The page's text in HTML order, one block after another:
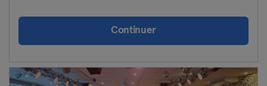
Continuer